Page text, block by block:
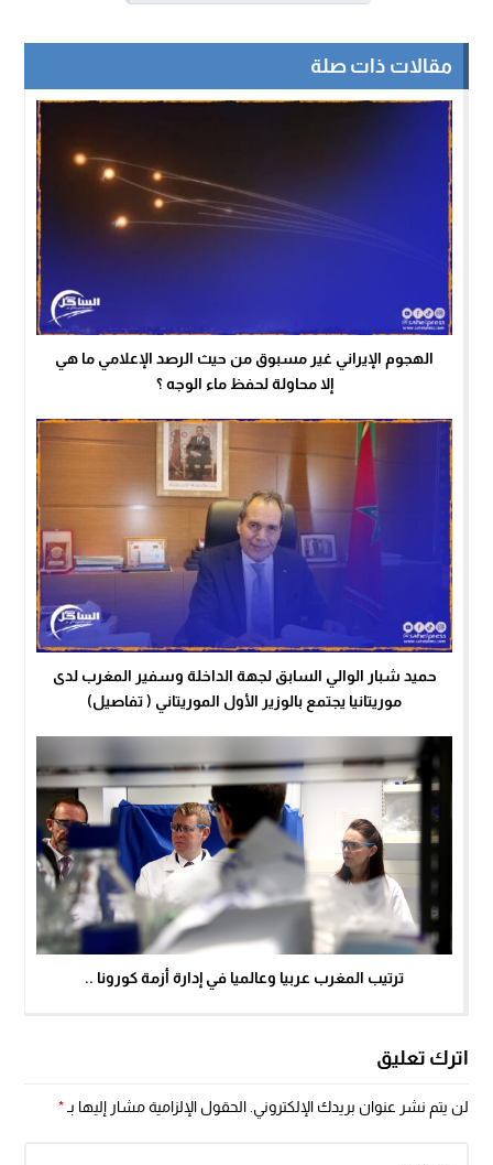
مقالات ذات صلة
الهجوم الإيراني غير مسبوق من حيث الرصد الإعلامي ما هي
إلا محاولة لحفظ ماء الوجه ؟
حميد شبار الوالي السابق لجهة الداخلة وسفير المغرب لدى
موريتانيا يجتمع بالوزير الأول الموريتاني ( تفاصيل)
ترتيب المغرب عربيا وعالميا في إدارة أزمة كورونا ..
اترك تعليق
لن يتم نشر عنوان بريدك الإلكتروني. الحقول الإلزامية مشار إليها بـ*